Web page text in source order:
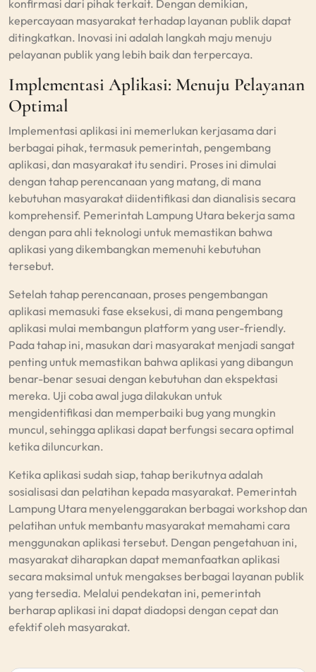
konfirmasi dari pihak terkait. Dengan demikian,
kepercayaan masyarakat terhadap layanan publik dapat
ditingkatkan. Inovasi ini adalah langkah maju menuju
pelayanan publik yang lebih baik dan terpercaya.
Implementasi Aplikasi: Menuju Pelayanan
Optimal
Implementasi aplikasi ini memerlukan kerjasama dari
berbagai pihak, termasuk pemerintah, pengembang
aplikasi, dan masyarakat itu sendiri. Proses ini dimulai
dengan tahap perencanaan yang matang, di mana
kebutuhan masyarakat diidentifikasi dan dianalisis secara
komprehensif. Pemerintah Lampung Utara bekerja sama
dengan para ahli teknologi untuk memastikan bahwa
aplikasi yang dikembangkan memenuhi kebutuhan
tersebut.
Setelah tahap perencanaan, proses pengembangan
aplikasi memasuki fase eksekusi, di mana pengembang
aplikasi mulai membangun platform yang user-friendly.
Pada tahap ini, masukan dari masyarakat menjadi sangat
penting untuk memastikan bahwa aplikasi yang dibangun
benar-benar sesuai dengan kebutuhan dan ekspektasi
mereka. Uji coba awal juga dilakukan untuk
mengidentifikasi dan memperbaiki bug yang mungkin
muncul, sehingga aplikasi dapat berfungsi secara optimal
ketika diluncurkan.
Ketika aplikasi sudah siap, tahap berikutnya adalah
sosialisasi dan pelatihan kepada masyarakat. Pemerintah
Lampung Utara menyelenggarakan berbagai workshop dan
pelatihan untuk membantu masyarakat memahami cara
menggunakan aplikasi tersebut. Dengan pengetahuan ini,
masyarakat diharapkan dapat memanfaatkan aplikasi
secara maksimal untuk mengakses berbagai layanan publik
yang tersedia. Melalui pendekatan ini, pemerintah
berharap aplikasi ini dapat diadopsi dengan cepat dan
efektif oleh masyarakat.